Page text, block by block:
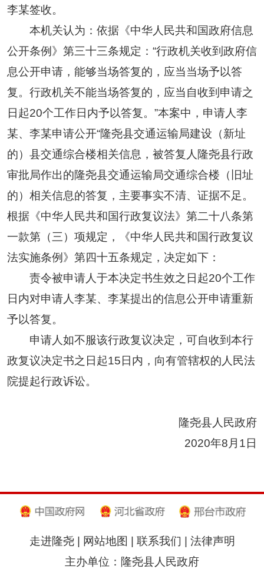
李某签收。
本机关认为：依据《中华人民共和国政府信息
公开条例》第三十三条规定：“行政机关收到政府信
息公开申请，能够当场答复的，应当当场予以答
复。行政机关不能当场答复的，应当自收到申请之
日起20个工作日内予以答复。”本案中，申请人李
某、李某申请公开“隆尧县交通运输局建设（新址
的）县交通综合楼相关信息，被答复人隆尧县行政
审批局作出的隆尧县交通运输局交通综合楼（旧址
的）相关信息的答复，主要事实不清、证据不足。
根据《中华人民共和国行政复议法》第二十八条第
一款第（三）项规定，《中华人民共和国行政复议
法实施条例》第四十五条规定，决定如下：
责令被申请人于本决定书生效之日起20个工作
日内对申请人李某、李某提出的信息公开申请重新
予以答复。
申请人如不服该行政复议决定，可自收到本行
政复议决定书之日起15日内，向有管辖权的人民法
院提起行政诉讼。
隆尧县人民政府
2020年8月1日
走进隆尧| 网站地图 | 联系我们 | 法律声明
主办单位：隆尧县人民政府